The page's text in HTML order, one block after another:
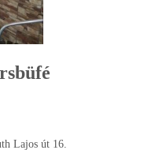
Lajos út 16.